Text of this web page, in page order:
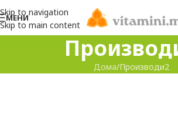
Skip to navigation
Skip to main content
МЕНИ
Дома Производи2